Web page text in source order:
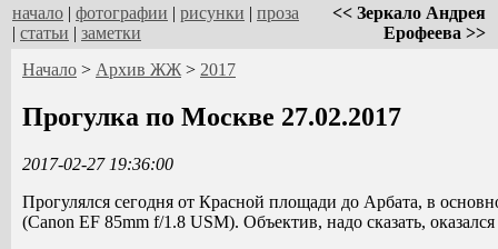
начало | фотографии | рисунки | проза
| статьи | заметки
<< Зеркало Андрея
Ерофеева >>
Начало > Архив ЖЖ > 2017
Прогулка по Москве 27.02.2017
2017-02-27 19:36:00
Прогулялся сегодня от Красной площади до Арбата, в
(Canon EF 85mm f/1.8 USM). Объектив, надо сказать,